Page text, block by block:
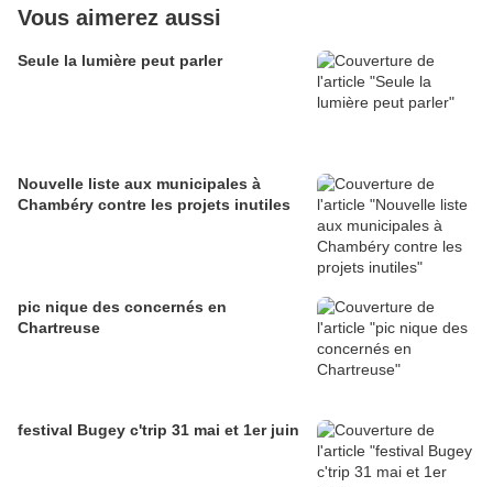
Vous aimerez aussi
Seule la lumière peut parler
Nouvelle liste aux municipales à
Chambéry contre les projets inutiles
pic nique des concernés en
Chartreuse
festival Bugey c'trip 31 mai et 1er juin